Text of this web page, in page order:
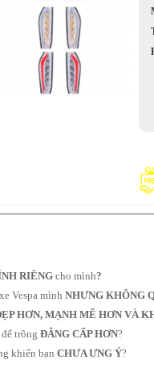
RIÊNG cho mình?
Vespa mình NHƯNG KHÔNG
HƠN, MẠNH MẼ HƠN VÀ
trông ĐẲNG CẤP HƠN?
khiến bạn CHƯA ƯNG Ý?